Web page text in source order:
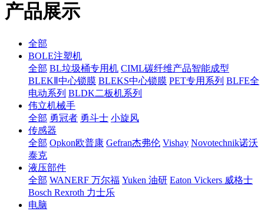
产品展示
全部
BOLE注塑机
全部 BL垃圾桶专用机 CIML碳纤维产品智能成型
BLEKⅡ中心锁膜 BLEKS中心锁膜 PET专用系列 BLFE全
电动系列 BLDK二板机系列
伟立机械手
全部 勇冠者 勇斗士 小旋风
传感器
全部 Opkon欧普康 Gefran杰弗伦 Vishay Novotechnik诺沃
泰克
液压部件
全部 WANERF 万尔福 Yuken 油研 Eaton Vickers 威格士
Bosch Rexroth 力士乐
电脑